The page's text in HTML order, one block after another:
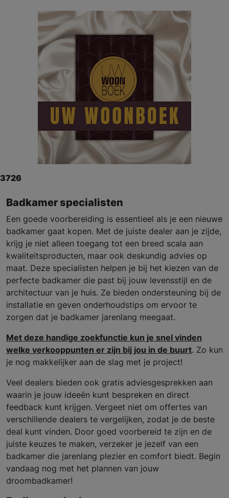
3726
Badkamer specialisten
Een goede voorbereiding is essentieel als je een nieuwe
badkamer gaat kopen. Met de juiste dealer aan je zijde,
krijg je niet alleen toegang tot een breed scala aan
kwaliteitsproducten, maar ook deskundig advies op
maat. Deze specialisten helpen je bij het kiezen van de
perfecte badkamer die past bij jouw levensstijl en de
architectuur van je huis. Ze bieden ondersteuning bij de
installatie en geven onderhoudstips om ervoor te
zorgen dat je badkamer jarenlang meegaat.
Met deze handige zoekfunctie kun je snel vinden
welke verkooppunten er zijn bij jou in de buurt. Zo kun
je nog makkelijker aan de slag met je project!
Veel dealers bieden ook gratis adviesgesprekken aan
waarin je jouw ideeën kunt bespreken en direct
feedback kunt krijgen. Vergeet niet om offertes van
verschillende dealers te vergelijken, zodat je de beste
deal kunt vinden. Door goed voorbereid te zijn en de
juiste keuzes te maken, verzeker je jezelf van een
badkamer die jarenlang plezier en comfort biedt. Begin
vandaag nog met het plannen van jouw
droombadkamer!